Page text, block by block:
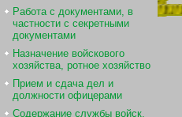
Работа с документами, в
частности с секретными
документами
Назначение войскового
хозяйства, ротное хозяйство
Прием и сдача дел и
должности офицерами
Содержание службы войск,